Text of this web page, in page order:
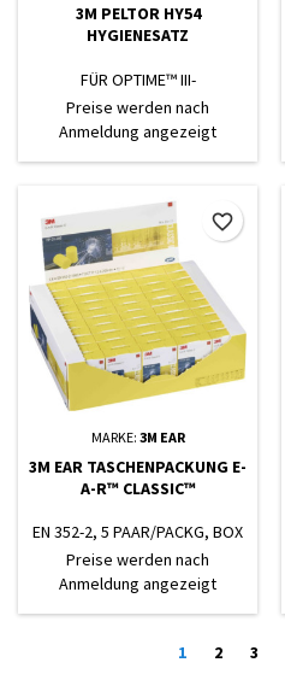
3M PELTOR HY54
HYGIENESATZ
FÜR OPTIME™ III-
GEHÖRSCHUTZ
Preise werden nach
Anmeldung angezeigt
MARKE: 3M EAR
3M EAR TASCHENPACKUNG E-
A-R™ CLASSIC™
EN 352-2, 5 PAAR/PACKG, BOX
A 250 PAAR
Preise werden nach
Anmeldung angezeigt
favorite_border
1 2 3